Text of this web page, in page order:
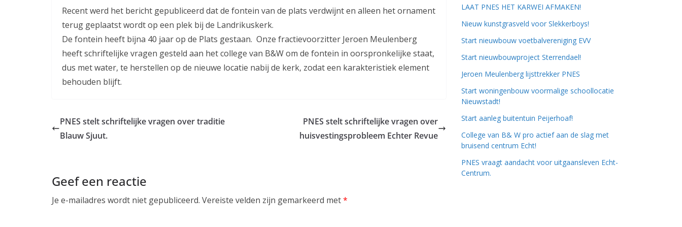
Recent werd het bericht gepubliceerd dat de fontein van de plats verdwijnt en alleen het ornament
terug geplaatst wordt op een plek bij de Landrikuskerk.
De fontein heeft bijna 40 jaar op de Plats gestaan. Onze fractievoorzitter Jeroen Meulenberg
heeft schriftelijke vragen gesteld aan het college van B&W om de fontein in oorspronkelijke staat,
dus met water, te herstellen op de nieuwe locatie nabij de kerk, zodat een karakteristiek element
behouden blijft.
PNES stelt schriftelijke vragen over traditie
Blauw Sjuut.
PNES stelt schriftelijke vragen over
huisvestingsprobleem Echter Revue
Geef een reactie
Je e-mailadres wordt niet gepubliceerd. Vereiste velden zijn gemarkeerd met*
LAAT PNES HET KARWEI AFMAKEN!
Nieuw kunstgrasveld voor Slekkerboys!
Start nieuwbouw voetbalvereniging EVV
Start nieuwbouwproject Sterrendael!
Jeroen Meulenberg lijsttrekker PNES
Start woningenbouw voormalige schoollocatie
Nieuwstadt!
Start aanleg buitentuin Peijerhoaf!
College van B& W pro actief aan de slag met
bruisend centrum Echt!
PNES vraagt aandacht voor uitgaansleven Echt-
Centrum.